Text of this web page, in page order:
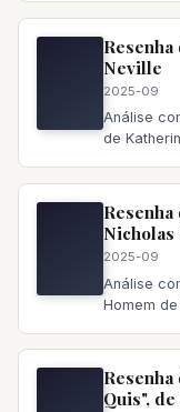
Neville
2025-09
Análise
de
Nicholas
2025-09
Análise
Homem
Quis",